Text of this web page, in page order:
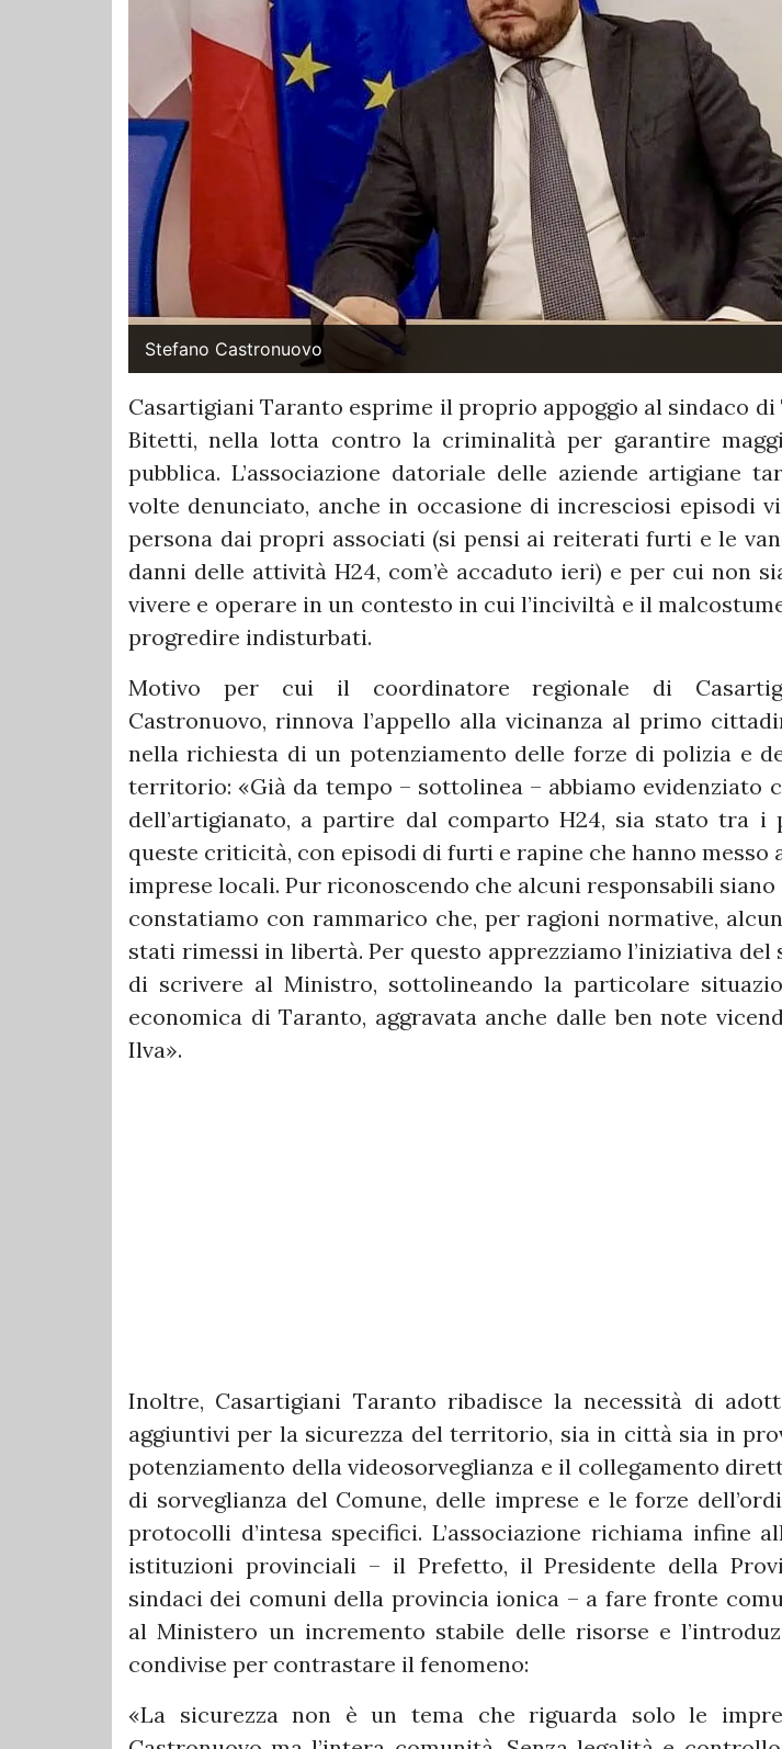
Stefano Castronuovo
Casartigiani Taranto esprime il proprio appoggio al sindaco di
Bitetti, nella lotta contro la criminalità per garantire
pubblica. L’associazione datoriale delle aziende artigiane
volte denunciato, anche in occasione di incresciosi episodi
persona dai propri associati (si pensi ai reiterati furti e le
danni delle attività H24, com’è accaduto ieri) e per cui non
vivere e operare in un contesto in cui l’inciviltà e il
progredire indisturbati.
Motivo per cui il coordinatore regionale di
Castronuovo, rinnova l’appello alla vicinanza al primo
nella richiesta di un potenziamento delle forze di polizia e
territorio: «Già da tempo – sottolinea – abbiamo evidenziato
dell’artigianato, a partire dal comparto H24, sia stato tra i
queste criticità, con episodi di furti e rapine che hanno messo
imprese locali. Pur riconoscendo che alcuni responsabili
constatiamo con rammarico che, per ragioni normative,
stati rimessi in libertà. Per questo apprezziamo l’iniziativa
di scrivere al Ministro, sottolineando la particolare
economica di Taranto, aggravata anche dalle ben note
Ilva».
Inoltre, Casartigiani Taranto ribadisce la necessità di
aggiuntivi per la sicurezza del territorio, sia in città sia in
potenziamento della videosorveglianza e il collegamento
di sorveglianza del Comune, delle imprese e le forze
protocolli d’intesa specifici. L’associazione richiama infine
istituzioni provinciali – il Prefetto, il Presidente della
sindaci dei comuni della provincia ionica – a fare fronte
al Ministero un incremento stabile delle risorse e
condivise per contrastare il fenomeno:
«La sicurezza non è un tema che riguarda solo le